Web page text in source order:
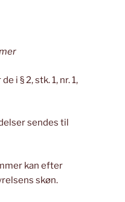
i § 2, stk. 1, nr. 1,
sendes til
kan efter
skøn.